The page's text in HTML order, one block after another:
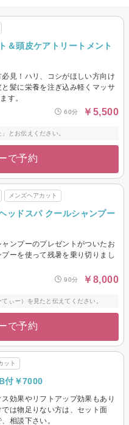
＆頭皮ケアトリートメント
見！ハリ、コシがほしい方向け
髪に栄養を注ぎ込み軽くマッサ
す。
60分 ￥5,500
とお伝えください。
で予約
メンズヘアカット
ッドスパ クールシャンプー
ンプーのプレゼントがついたお
ーを使って残暑を乗り切りまし
90分 ￥8,000
ぃー）を見たと伝えてください。
で予約
ット
付￥7000
効果やリフトアップ効果もあり
は物足りない方は、セット面
相談下さい。